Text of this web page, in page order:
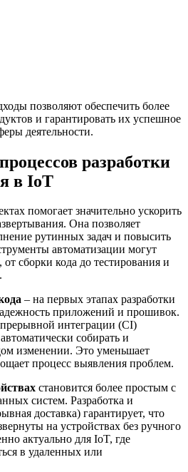
позволяют обеспечить более
и гарантировать их успешное
деятельности.
разработки
в IoT
помогает значительно ускорить
Она позволяет
рутинных задач и повысить
автоматизации могут
сборки кода до тестирования и
– на первых этапах разработки
приложений и прошивок.
интеграции (CI)
собирать и
изменении. Это уменьшает
процесс выявления проблем.
становится более простым с
систем. Разработка и
доставка) гарантирует, что
на устройствах без ручного
актуально для IoT, где
в удаленных или